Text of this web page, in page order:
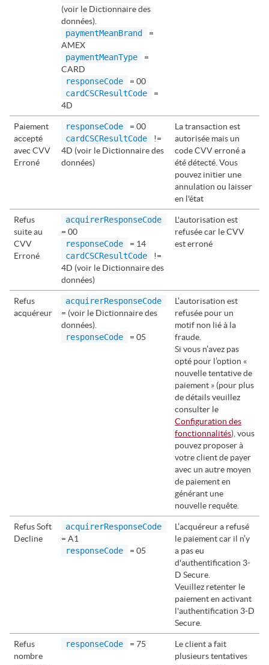
(voir le Dictionnaire des
données).
paymentMeanBrand
=
AMEX
paymentMeanType
=
CARD
responseCode
= 00
cardCSCResultCode
=
4D
Paiement
accepté
avec CVV
Erroné
responseCode
= 00
cardCSCResultCode
!=
4D (voir le Dictionnaire des
données)
La transaction est
autorisée mais un
code CVV erroné a
été détecté. Vous
pouvez initier une
annulation ou laisser
en l'état
Refus
suite au
CVV
Erroné
acquirerResponseCode
= 00
responseCode
= 14
cardCSCResultCode
!=
4D (voir le Dictionnaire des
données)
L'autorisation est
refusée car le CVV
est erroné
Refus
acquéreur
acquirerResponseCode
= (voir le Dictionnaire des
données).
responseCode
= 05
L’autorisation est
refusée pour un
motif non lié à la
fraude.
Si vous n’avez pas
opté pour l’option «
nouvelle tentative de
paiement » (pour plus
de détails veuillez
consulter le
Configuration des
fonctionnalités), vous
pouvez proposer à
votre client de payer
avec un autre moyen
de paiement en
générant une
nouvelle requête.
Refus Soft
Decline
acquirerResponseCode
= A1
responseCode
= 05
L’acquéreur a refusé
le paiement car il n’y
a pas eu
d'authentification 3-
D Secure.
Veuillez retenter le
paiement en activant
l'authentification 3-D
Secure.
Refus
nombre
responseCode = 75
Le client a fait
plusieurs tentatives